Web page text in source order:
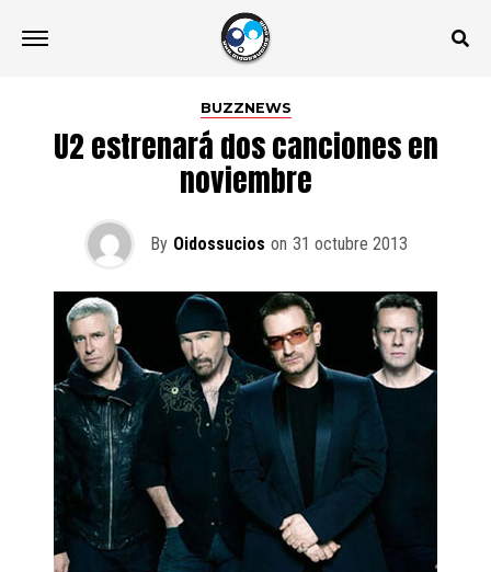
BUZZNEWS
U2 estrenará dos canciones en
noviembre
By Oidossucios on 31 octubre 2013